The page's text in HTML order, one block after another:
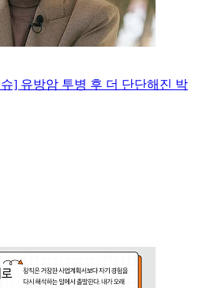
] 유방암 투병 후 더 단단해진 박